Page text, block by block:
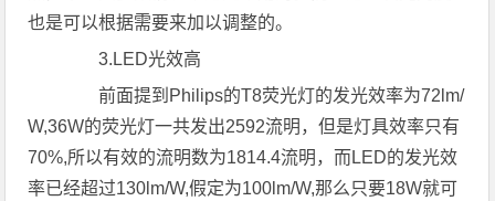
也是可以根据需要来加以调整的。
3.LED光效高
前面提到Philips的T8荧光灯的发光效率为72lm/
W,36W的荧光灯一共发出2592流明，但是灯具效率只有
70%,所以有效的流明数为1814.4流明，而LED的发光效
率已经超过130lm/W,假定为100lm/W,那么只要18W就可